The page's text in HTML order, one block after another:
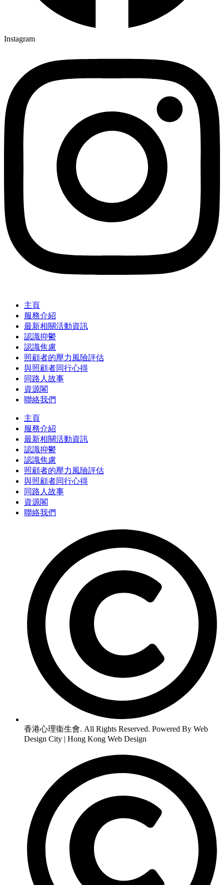
Instagram
主頁
服務介紹
最新相關活動資訊
認識抑鬱
認識焦慮
照顧者的壓力風險評估
與照顧者同行心得
同路人故事
資源閣
聯絡我們
主頁
服務介紹
最新相關活動資訊
認識抑鬱
認識焦慮
照顧者的壓力風險評估
與照顧者同行心得
同路人故事
資源閣
聯絡我們
香港心理衞生會. All Rights Reserved. Powered By Web
Design City | Hong Kong Web Design